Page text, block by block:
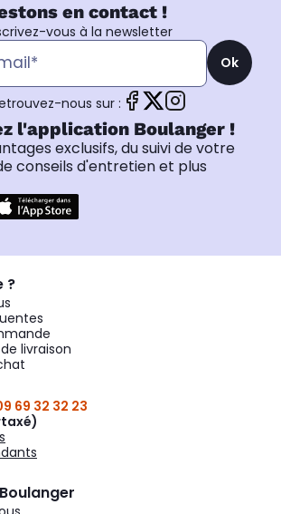
en contact !
vous à la newsletter
Ok
nous sur :
l'application Boulanger !
exclusifs, du suivi de votre
conseils d'entretien et plus
?
livraison
69 32 32 23